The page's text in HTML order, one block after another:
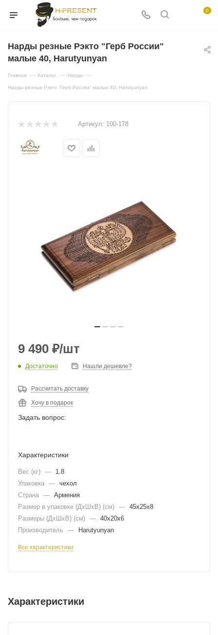
0
Нарды резные Рэкто "Герб России"
малые 40, Harutyunyan
Главная — Каталог — Нарды —
Нарды резные Рэкто "Герб России" малые 40, Harutyunyan
Артикул: 100-178
9 490 ₽/шт
Достаточно Нашли дешевле?
Рассчитать доставку
Хочу в подарок
Задать вопрос:
Характеристики
Вес (кг) —
1.8
Упаковка — чехол
Страна — Армения
Размер в упаковке (ДхШxВ) (см) — 45х25х8
Размеры (ДxШxВ) (см) — 40х20х6
Производитель
— Harutyunyan
Все характеристики
Характеристики